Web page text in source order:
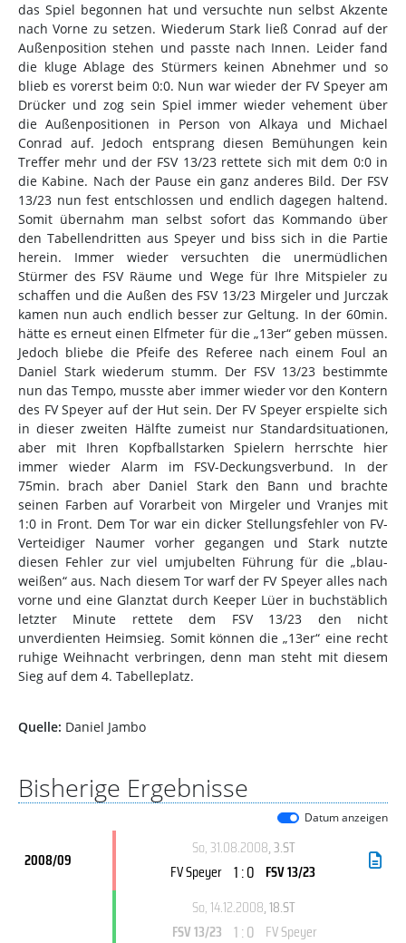
das Spiel begonnen hat und versuchte nun selbst Akzente
nach Vorne zu setzen. Wiederum Stark ließ Conrad auf der
Außenposition stehen und passte nach Innen. Leider fand
die kluge Ablage des Stürmers keinen Abnehmer und so
blieb es vorerst beim 0:0. Nun war wieder der FV Speyer am
Drücker und zog sein Spiel immer wieder vehement über
die Außenpositionen in Person von Alkaya und Michael
Conrad auf. Jedoch entsprang diesen Bemühungen kein
Treffer mehr und der FSV 13/23 rettete sich mit dem 0:0 in
die Kabine. Nach der Pause ein ganz anderes Bild. Der FSV
13/23 nun fest entschlossen und endlich dagegen haltend.
Somit übernahm man selbst sofort das Kommando über
den Tabellendritten aus Speyer und biss sich in die Partie
herein. Immer wieder versuchten die unermüdlichen
Stürmer des FSV Räume und Wege für Ihre Mitspieler zu
schaffen und die Außen des FSV 13/23 Mirgeler und Jurczak
kamen nun auch endlich besser zur Geltung. In der 60min.
hätte es erneut einen Elfmeter für die „13er“ geben müssen.
Jedoch bliebe die Pfeife des Referee nach einem Foul an
Daniel Stark wiederum stumm. Der FSV 13/23 bestimmte
nun das Tempo, musste aber immer wieder vor den Kontern
des FV Speyer auf der Hut sein. Der FV Speyer erspielte sich
in dieser zweiten Hälfte zumeist nur Standardsituationen,
aber mit Ihren Kopfballstarken Spielern herrschte hier
immer wieder Alarm im FSV-Deckungsverbund. In der
75min. brach aber Daniel Stark den Bann und brachte
seinen Farben auf Vorarbeit von Mirgeler und Vranjes mit
1:0 in Front. Dem Tor war ein dicker Stellungsfehler von FV-
Verteidiger Naumer vorher gegangen und Stark nutzte
diesen Fehler zur viel umjubelten Führung für die „blau-
weißen“ aus. Nach diesem Tor warf der FV Speyer alles nach
vorne und eine Glanztat durch Keeper Lüer in buchstäblich
letzter Minute rettete dem FSV 13/23 den nicht
unverdienten Heimsieg. Somit können die „13er“ eine recht
ruhige Weihnacht verbringen, denn man steht mit diesem
Sieg auf dem 4. Tabelleplatz.
Quelle: Daniel Jambo
Bisherige Ergebnisse
Datum anzeigen
2008/09
So, 31.08.2008, 3.ST
FV Speyer 1 : 0 FSV 13/23
So, 14.12.2008, 18.ST
FSV 13/23 1 : 0 FV Speyer